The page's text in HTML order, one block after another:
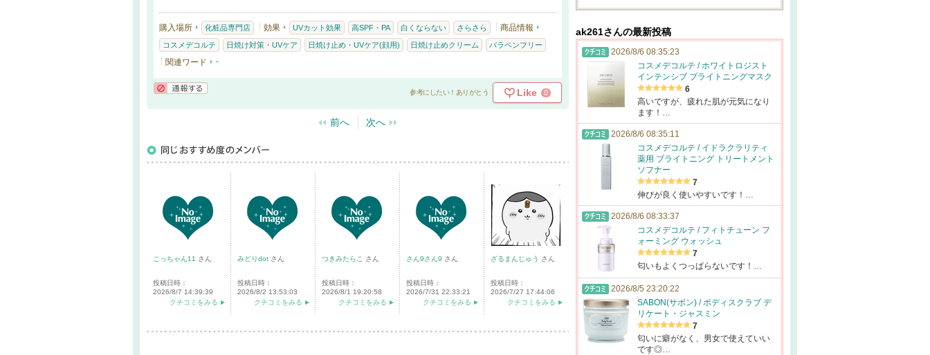
購入場所 化粧品専門店 効果 UVカット効果 高SPF・PA 白くならない さらさら 商品情報
コスメデコルテ 日焼け対策・UVケア 日焼け止め・UVケア(顔用) 日焼け止めクリーム パラベンフリー
関連ワード -
参考にしたい！ありがとう Like 0
前へ 次へ
こっちゃん11 さん
投稿日時：
2026/8/7 14:39:39
クチコミをみる
みどりdot さん
投稿日時：
2026/8/2 13:53:03
クチコミをみる
つきみたらこ さん
投稿日時：
2026/8/1 19:20:58
クチコミをみる
さん9さん9 さん
投稿日時：
2026/7/31 22:33:21
クチコミをみる
ざるまんじゅう さん
投稿日時：
2026/7/27 17:44:06
クチコミをみる
ak261さんの最新投稿
2026/8/6 08:35:23
コスメデコルテ / ホワイトロジスト
インテンシブ ブライトニングマスク
6
高いですが、疲れた肌が元気になり
ます！…
2026/8/6 08:35:11
コスメデコルテ / イドラクラリティ
薬用 ブライトニング トリートメント
ソフナー
7
伸びが良く使いやすいです！…
2026/8/6 08:33:37
コスメデコルテ / フィトチューン フ
ォーミング ウォッシュ
7
匂いもよくつっぱらないです！…
2026/8/5 23:20:22
SABON(サボン) / ボディスクラブ デ
リケート・ジャスミン
7
匂いに癖がなく、男女で使えていい
です◎…